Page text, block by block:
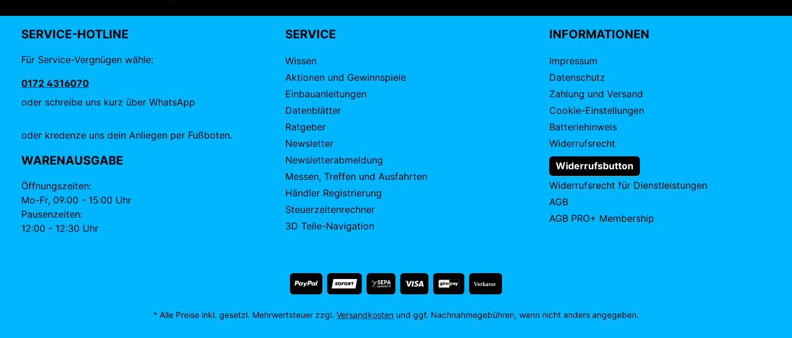
SERVICE-HOTLINE
Für Service-Vergnügen wähle:
0172 4316070
oder schreibe uns kurz über WhatsApp
oder kredenze uns dein Anliegen per Fußboten.
WARENAUSGABE
Öffnungszeiten:
Mo-Fr, 09:00 - 15:00 Uhr
Pausenzeiten:
12:00 - 12:30 Uhr
SERVICE
Wissen
Aktionen und Gewinnspiele
Einbauanleitungen
Datenblätter
Ratgeber
Newsletter
Newsletterabmeldung
Messen, Treffen und Ausfahrten
Händler Registrierung
Steuerzeitenrechner
3D Teile-Navigation
INFORMATIONEN
Impressum
Datenschutz
Zahlung und Versand
Cookie-Einstellungen
Batteriehinweis
Widerrufsrecht
Widerrufsbutton
Widerrufsrecht für Dienstleistungen
AGB
AGB PRO+ Membership
Vorkasse
* Alle Preise inkl. gesetzl. Mehrwertsteuer zzgl. Versandkosten und ggf. Nachnahmegebühren, wenn nicht anders angegeben.